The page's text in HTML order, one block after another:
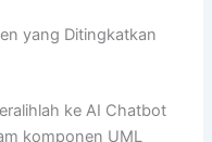
yang Ditingkatkan
ke AI Chatbot
komponen UML